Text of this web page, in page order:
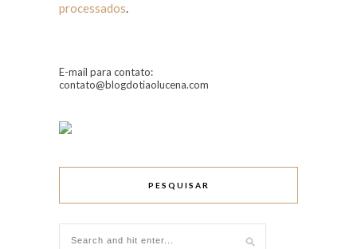
processados.
E-mail para contato:
contato@blogdotiaolucena.com
PESQUISAR